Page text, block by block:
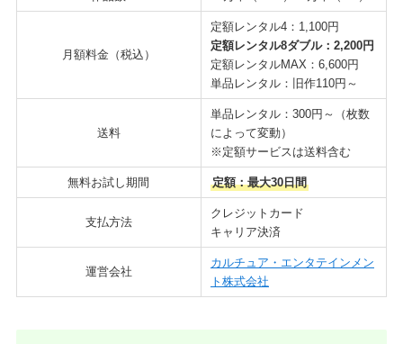
月額料金（税込）
定額レンタル4：1,100円
定額レンタル8ダブル：2,200円
定額レンタルMAX：6,600円
単品レンタル：旧作110円～
送料
単品レンタル：300円～（枚数
によって変動）
※定額サービスは送料含む
無料お試し期間 定額：最大30日間
支払方法
クレジットカード
キャリア決済
運営会社
カルチュア・エンタテインメン
ト株式会社